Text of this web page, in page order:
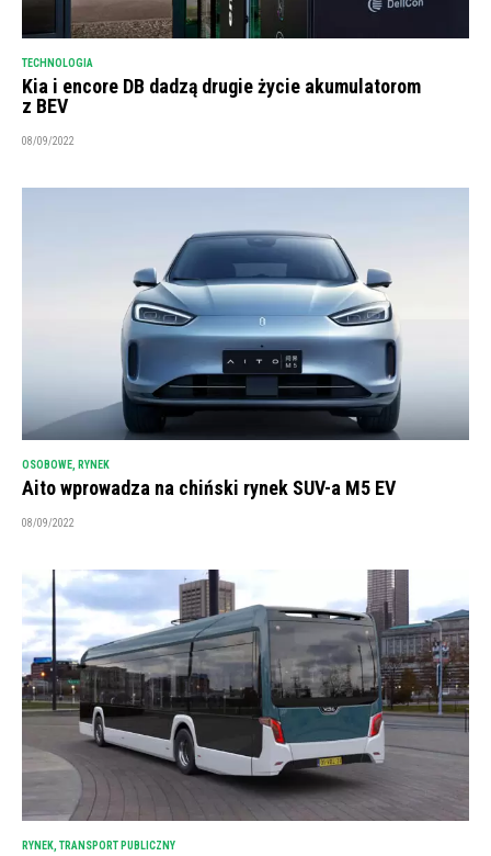
TECHNOLOGIA
Kia i encore DB dadzą drugie życie akumulatorom
z BEV
08/09/2022
OSOBOWE RYNEK
Aito wprowadza na chiński rynek SUV-a M5 EV
08/09/2022
RYNEK, TRANSPORT PUBLICZNY